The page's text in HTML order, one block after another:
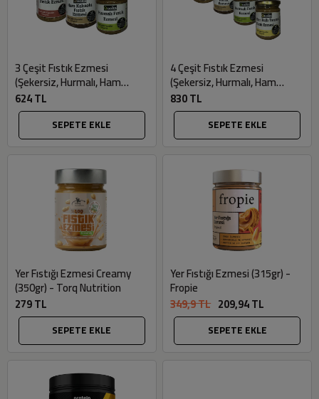
3 Çeşit Fıstık Ezmesi
(Şekersiz, Hurmalı, Ham
Kakaolu - 3 adet x 200gr) -
Quoka
624 TL
SEPETE EKLE
4 Çeşit Fıstık Ezmesi
(Şekersiz, Hurmalı, Ham
Kakaolu, Ballı Tarçınlı - 3 adet
x 200gr) - Quoka
830 TL
SEPETE EKLE
Yer Fıstığı Ezmesi Creamy
(350gr) - Torq Nutrition
279 TL
SEPETE EKLE
Yer Fıstığı Ezmesi (315gr) -
Fropie
349,9 TL 209,94 TL
SEPETE EKLE